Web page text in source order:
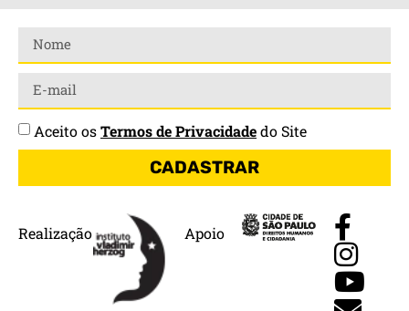
Realização Apoio
Aceito osTermos de Privacidadedo Site
CADASTRAR